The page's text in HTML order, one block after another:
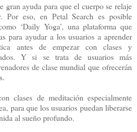
gran ayuda para que el cuerpo se relaje
Por eso, en Petal Search es posible
‘Daily Yoga’, una plataforma que
para ayudar a los usuarios a aprender
antes de empezar con clases y
Y si se trata de usuarios más
de clase mundial que ofrecerán
clases de meditación especialmente
para que los usuarios puedan liberarse
al sueño profundo.